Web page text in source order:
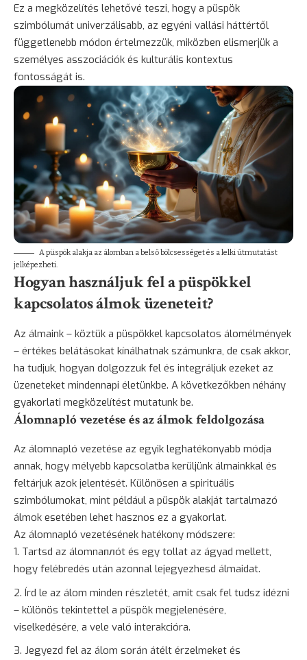
Ez a megközelítés lehetővé teszi, hogy a püspök
szimbólumát univerzálisabb, az egyéni vallási háttértől
függetlenebb módon értelmezzük, miközben elismerjük a
személyes asszociációk és kulturális kontextus
fontosságát is.
A püspök alakja az álomban a belső bölcsességet és a lelki útmutatást
jelképezheti.
Hogyan használjuk fel a püspökkel
kapcsolatos álmok üzeneteit?
Az álmaink – köztük a püspökkel kapcsolatos álomélmények
– értékes belátásokat kínálhatnak számunkra, de csak akkor,
ha tudjuk, hogyan dolgozzuk fel és integráljuk ezeket az
üzeneteket mindennapi életünkbe. A következőkben néhány
gyakorlati megközelítést mutatunk be.
Álomnapló vezetése és az álmok feldolgozása
Az álomnapló vezetése az egyik leghatékonyabb módja
annak, hogy mélyebb kapcsolatba kerüljünk álmainkkal és
feltárjuk azok jelentését. Különösen a spirituális
szimbólumokat, mint például a püspök alakját tartalmazó
álmok esetében lehet hasznos ez a gyakorlat.
Az álomnapló vezetésének hatékony módszere:
Tartsd az álomnaплót és egy tollat az ágyad mellett,
hogy felébredés után azonnal lejegyezhesd álmaidat.
Írd le az álom minden részletét, amit csak fel tudsz idézni
– különös tekintettel a püspök megjelenésére,
viselkedésére, a vele való interakcióra.
Jegyezd fel az álom során átélt érzelmeket és